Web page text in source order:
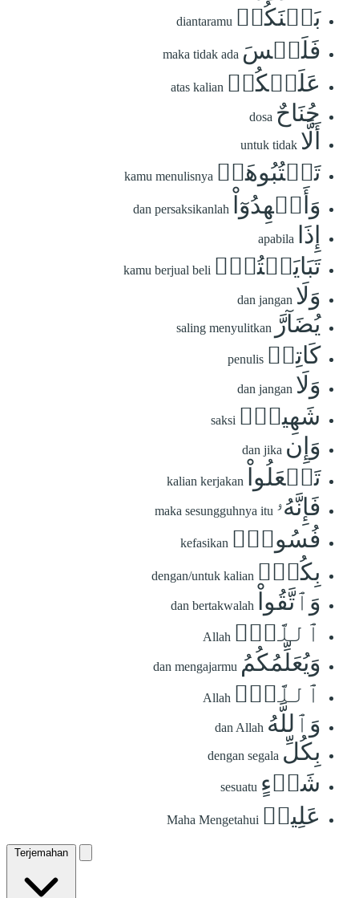
بَيۡنَكُمۡ diantaramu
فَلَيۡسَ maka tidak ada
عَلَيۡكُمۡ atas kalian
جُنَاحٌ dosa
أَلَّا untuk tidak
تَكۡتُبُوهَاۗ kamu menulisnya
وَأَشۡهِدُوٓاْ dan persaksikanlah
إِذَا apabila
تَبَايَعۡتُمۡۚ kamu berjual beli
وَلَا dan jangan
يُضَآرَّ saling menyulitkan
كَاتِبٞ penulis
وَلَا dan jangan
شَهِيدٞۚ saksi
وَإِن dan jika
تَفۡعَلُواْ kalian kerjakan
فَإِنَّهُۥ maka sesungguhnya itu
فُسُوقُۢ kefasikan
بِكُمۡۗ dengan/untuk kalian
وَٱتَّقُواْ dan bertakwalah
ٱللَّهَۖ Allah
وَيُعَلِّمُكُمُ dan mengajarmu
ٱللَّهُۗ Allah
وَٱللَّهُ dan Allah
بِكُلِّ dengan segala
شَيۡءٍ sesuatu
عَلِيمٞ Maha Mengetahui
Terjemahan